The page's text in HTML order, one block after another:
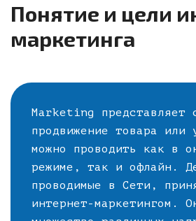
Понятие и цели
маркетинга
Marketing представляет
продвижение товара или
можно проводить как в
режиме, так и офлайн.
проводимые в Сети,
интернет-маркетингом.